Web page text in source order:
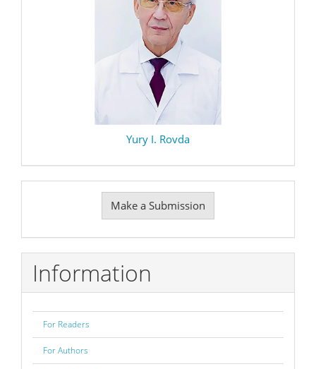
Yury I. Rovda
Submission
Make a Submission
Information
For Readers
For Authors